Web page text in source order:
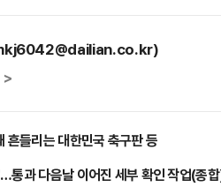
>
흔들리는 대한민국 축구판 등
과 다음날 이어진 세부 확인 작업(종